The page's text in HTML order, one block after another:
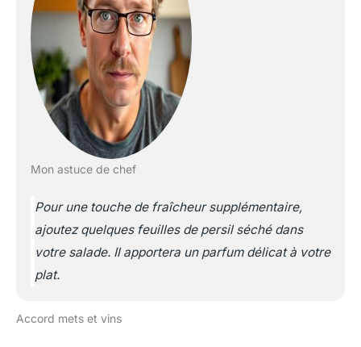
Mon astuce de chef
Pour une touche de fraîcheur supplémentaire,
ajoutez quelques feuilles de persil séché dans
votre salade. Il apportera un parfum délicat à votre
plat.
Accord mets et vins